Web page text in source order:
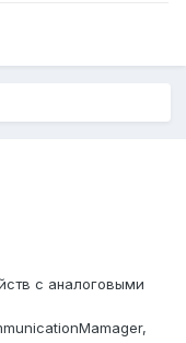
с аналоговыми